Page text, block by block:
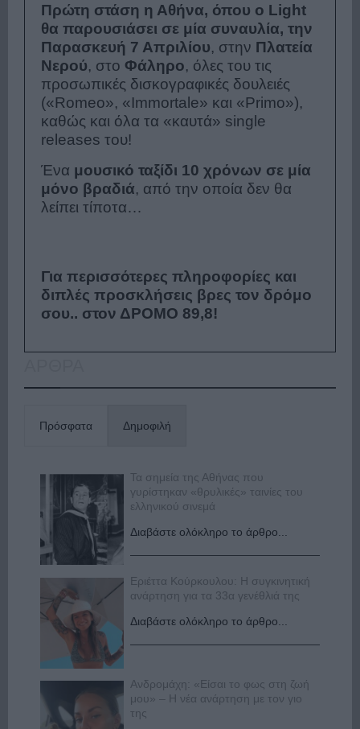
Πρώτη στάση η Αθήνα, όπου ο Light
θα παρουσιάσει σε μία συναυλία, την
Παρασκευή 7 Απριλίου, στην Πλατεία
Νερού, στο Φάληρο, όλες του τις
προσωπικές δισκογραφικές δουλειές
(«Romeo», «Immortale» και «Primo»),
καθώς και όλα τα «καυτά» single
releases του!
Ένα μουσικό ταξίδι 10 χρόνων σε μία
μόνο βραδιά, από την οποία δεν θα
λείπει τίποτα…
Για περισσότερες πληροφορίες και
διπλές προσκλήσεις βρες τον δρόμο
σου.. στον ΔΡΟΜΟ 89,8!
Πρόσφατα Δημοφιλή
Τα σημεία της Αθήνας που
γυρίστηκαν «θρυλικές» ταινίες του
ελληνικού σινεμά
Διαβάστε ολόκληρο το άρθρο...
Εριέττα Κούρκουλου: Η συγκινητική
ανάρτηση για τα 33α γενέθλιά της
Διαβάστε ολόκληρο το άρθρο...
Ανδρομάχη: «Είσαι το φως στη ζωή
μου» – Η νέα ανάρτηση με τον γιο
της